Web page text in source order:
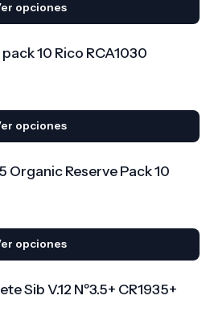
opciones
10 Rico RCA1030
opciones
Organic Reserve Pack 10
opciones
Sib V.12 Nº3.5+ CR1935+